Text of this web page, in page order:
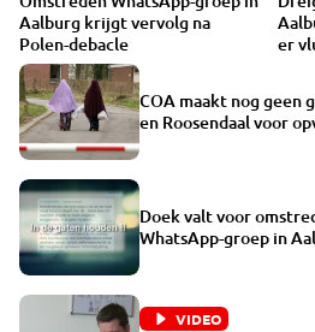
Aalburg krijgt vervolg na
Polen-debacle
er
COA maakt nog geen
en Roosendaal voor
Doek valt voor
WhatsApp-groep in
VIDEO